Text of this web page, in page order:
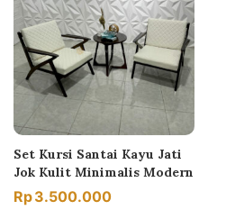
Set Kursi Santai Kayu Jati
Jok Kulit Minimalis Modern
Rp3.500.000